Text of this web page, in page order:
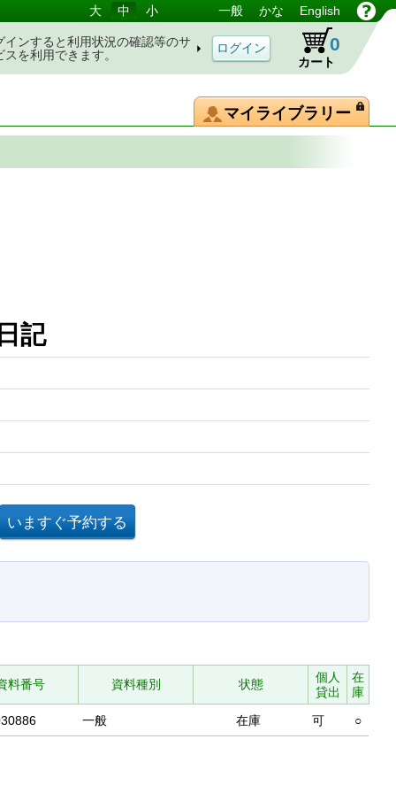
大 中 小 一般 かな English
インすると利用状況の確認等のサ
スを利用できます。
カート
0
マイライブラリー
記
料番号 資料種別 状態
個人
貸出
在
庫
一般 在庫 可 ○